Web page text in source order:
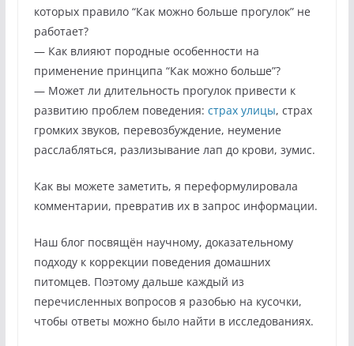
которых правило “Как можно больше прогулок” не
работает?
— Как влияют породные особенности на
применение принципа “Как можно больше”?
— Может ли длительность прогулок привести к
развитию проблем поведения: страх улицы, страх
громких звуков, перевозбуждение, неумение
расслабляться, разлизывание лап до крови, зумис.
Как вы можете заметить, я переформулировала
комментарии, превратив их в запрос информации.
Наш блог посвящён научному, доказательному
подходу к коррекции поведения домашних
питомцев. Поэтому дальше каждый из
перечисленных вопросов я разобью на кусочки,
чтобы ответы можно было найти в исследованиях.